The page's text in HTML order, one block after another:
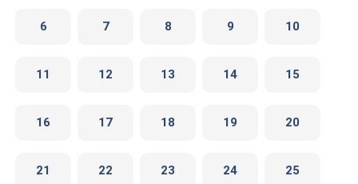
6 7 8 9 10
11 12 13 14 15
16 17 18 19 20
21 22 23 24 25